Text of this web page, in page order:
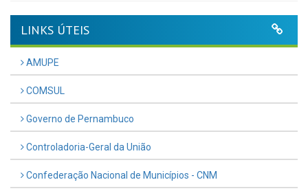
LINKS ÚTEIS
AMUPE
COMSUL
Governo de Pernambuco
Controladoria-Geral da União
Confederação Nacional de Municípios - CNM